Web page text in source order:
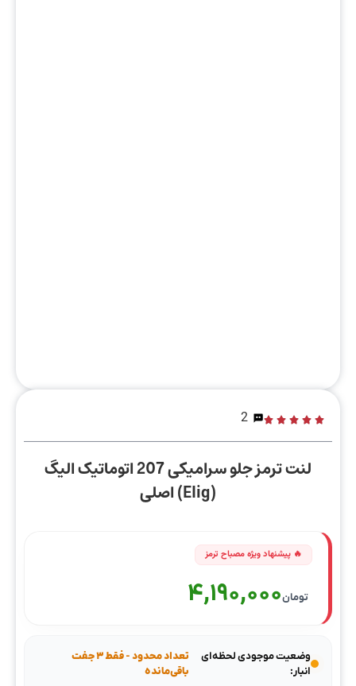
2
لنت ترمز جلو سرامیکی 207 اتوماتیک الیگ
(Elig) اصلی
تومان4,190,000
وضعیت موجودی لحظه‌ای
انبار:
تعداد محدود - فقط ۳ جفت
باقی‌مانده